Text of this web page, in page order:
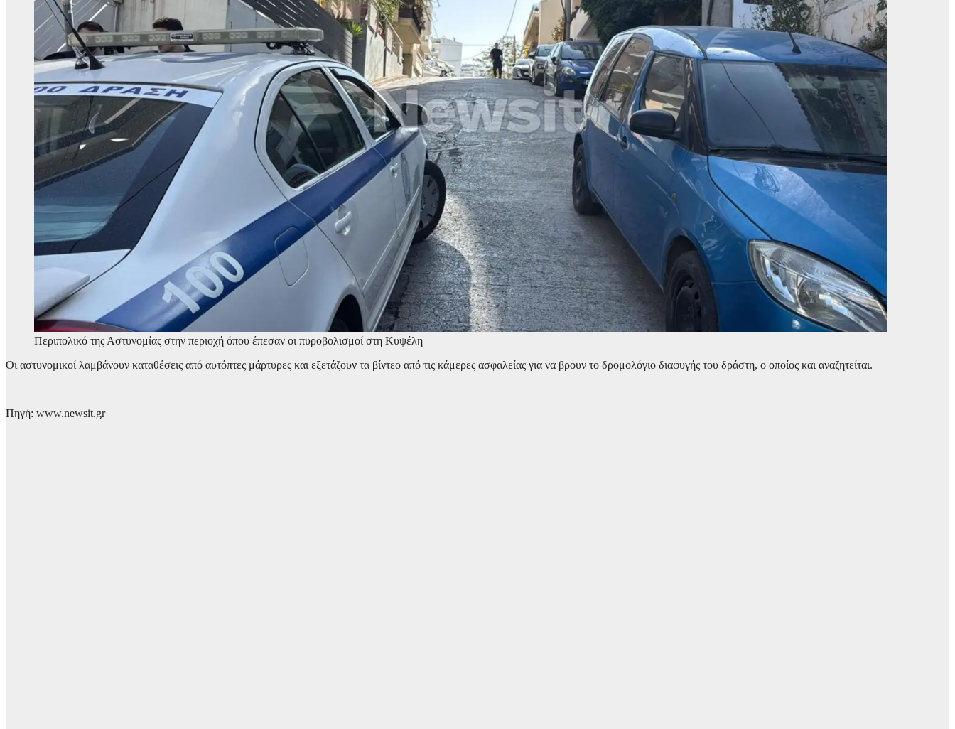
Περιπολικό της Αστυνομίας στην περιοχή όπου έπεσαν οι πυροβολισμοί στη Κυψέλη
Οι αστυνομικοί λαμβάνουν καταθέσεις από αυτόπτες μάρτυρες και εξετάζουν τα βίντεο από τις κάμερες ασφαλείας για να βρουν το δρομολόγιο διαφυγής του δράστη, ο οποίος και αναζητείται.
Πηγή: www.newsit.gr